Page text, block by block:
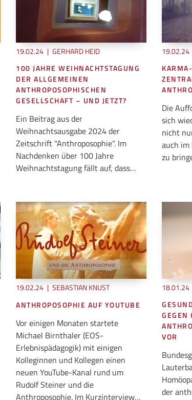
19.02.24 | GERHARD HEID
100 JAHRE WEIHNACHTSTAGUNG
DER ALLGEMEINEN
ANTHROPOSOPHISCHEN
GESELLSCHAFT – UND JETZT?
Ein Beitrag aus der
Weihnachtsausgabe 2024 der
Zeitschrift "Anthroposophie". Im
Nachdenken über 100 Jahre
Weihnachtstagung fällt auf, dass…
19.02.24
Die
sich
nicht
auch
zu
19.02.24 | SEBASTIAN KNUST
ANTHROPOSOPHIE AUF YOUTUBE
Vor einigen Monaten startete
Michael Birnthaler (EOS-
Erlebnispädagogik) mit einigen
Kolleginnen und Kollegen einen
neuen YouTube-Kanal rund um
Rudolf Steiner und die
Anthroposophie. Im Kurzinterview…
18.01.24
GEGEN
VOR
der